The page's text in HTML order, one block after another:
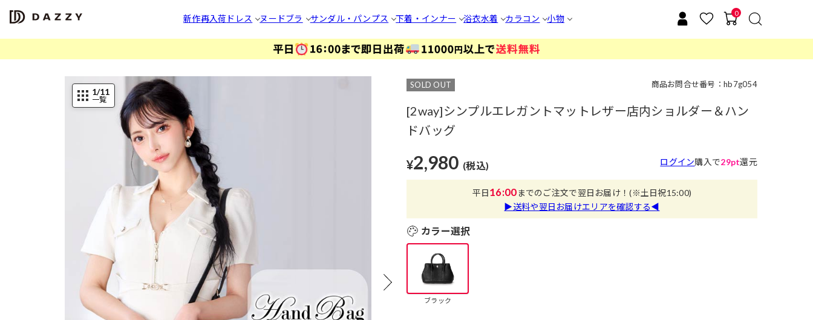
新作再入荷 ドレス ヌードブラ サンダル・パンプス 下着・インナー 浴衣水着 カラコン 小物
0
1/11
一覧
SOLD OUT 商品お問合せ番号：hb7g054
[2way]シンプルエレガントマットレザー店内ショルダー＆ハン
ドバッグ
¥2,980 (税込) ログイン購入で29pt還元
平日16:00までのご注文で翌日お届け！(※土日祝15:00)
▶送料や翌日お届けエリアを確認する◀
カラー選択
ブラック